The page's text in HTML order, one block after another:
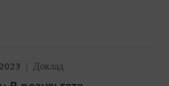
Доклад